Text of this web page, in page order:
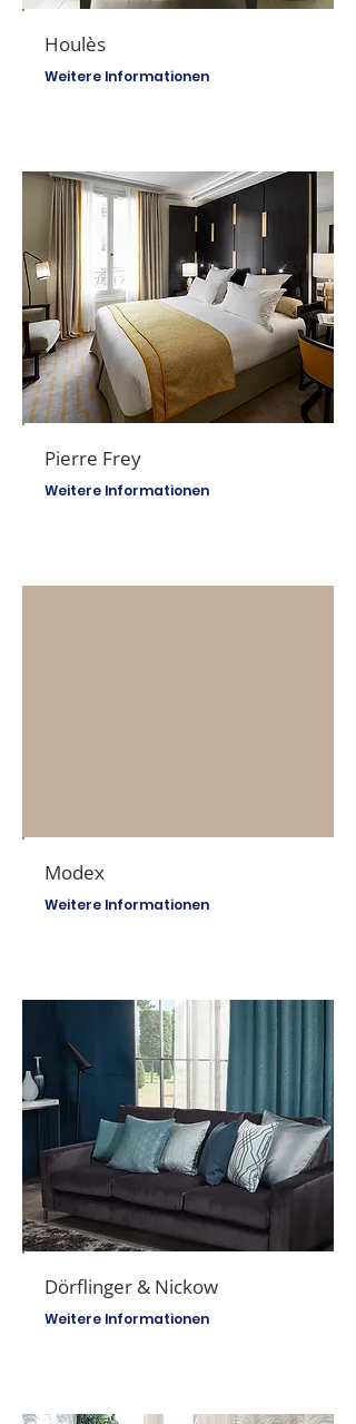
Houlès
Weitere Informationen
Pierre Frey
Weitere Informationen
Modex
Weitere Informationen
Dörflinger & Nickow
Weitere Informationen